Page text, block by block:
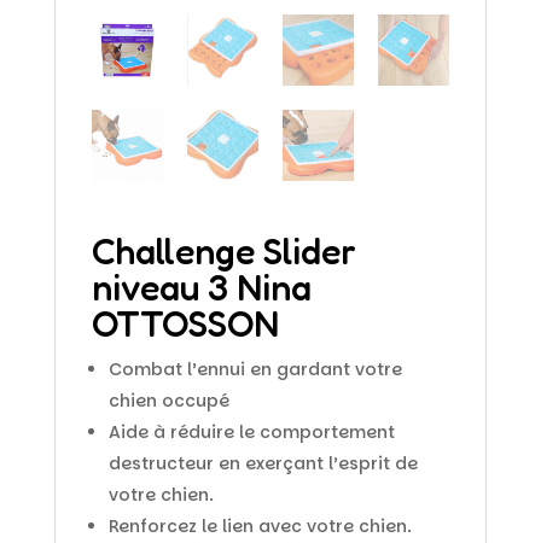
Challenge Slider
niveau 3 Nina
OTTOSSON
Combat l’ennui en gardant votre
chien occupé
Aide à réduire le comportement
destructeur en exerçant l’esprit de
votre chien.
Renforcez le lien avec votre chien.